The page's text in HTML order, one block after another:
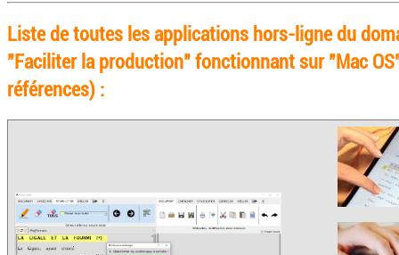
Liste de toutes les applications hors-ligne du
"Faciliter la production" fonctionnant sur "Mac
références) :